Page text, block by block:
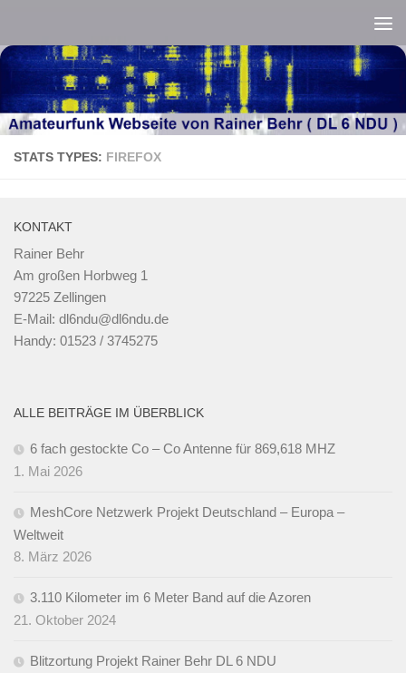
STATS TYPES: FIREFOX
KONTAKT
Rainer Behr
Am großen Horbweg 1
97225 Zellingen
E-Mail: dl6ndu@dl6ndu.de
Handy: 01523 / 3745275
ALLE BEITRÄGE IM ÜBERBLICK
6 fach gestockte Co – Co Antenne für 869,618 MHZ
1. Mai 2026
MeshCore Netzwerk Projekt Deutschland – Europa –
Weltweit
8. März 2026
3.110 Kilometer im 6 Meter Band auf die Azoren
21. Oktober 2024
Blitzortung Projekt Rainer Behr DL 6 NDU